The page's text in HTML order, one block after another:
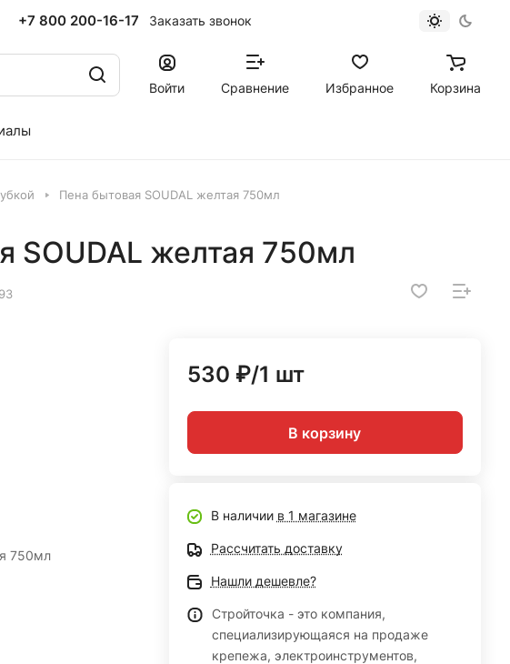
+7 800 200-16-17 Заказать звонок
Войти Сравнение Избранное Корзина
Пена бытовая SOUDAL желтая 750мл
SOUDAL желтая 750мл
750мл
530 ₽/1 шт
В корзину
В наличии в 1 магазине
Рассчитать доставку
Нашли дешевле?
Стройточка - это компания,
специализирующаяся на продаже
крепежа, электроинструментов,